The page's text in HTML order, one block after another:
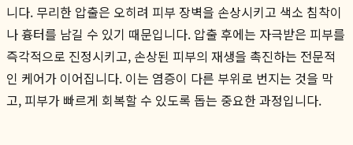
니다. 무리한 압출은 오히려 피부 장벽을 손상시키고 색소 침착이
나 흉터를 남길 수 있기 때문입니다. 압출 후에는 자극받은 피부를
즉각적으로 진정시키고, 손상된 피부의 재생을 촉진하는 전문적
인 케어가 이어집니다. 이는 염증이 다른 부위로 번지는 것을 막
고, 피부가 빠르게 회복할 수 있도록 돕는 중요한 과정입니다.